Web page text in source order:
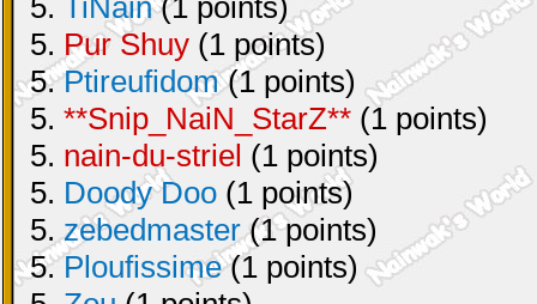
5. TiNain(1 points)
5. Pur Shuy (1 points)
5.Ptireufidom(1 points)
5. **Snip_NaiN_StarZ** (1 points)
5. nain-du-striel (1 points)
5. Doody Doo (1 points)
5. zebedmaster(1 points)
5.Ploufissime(1 points)